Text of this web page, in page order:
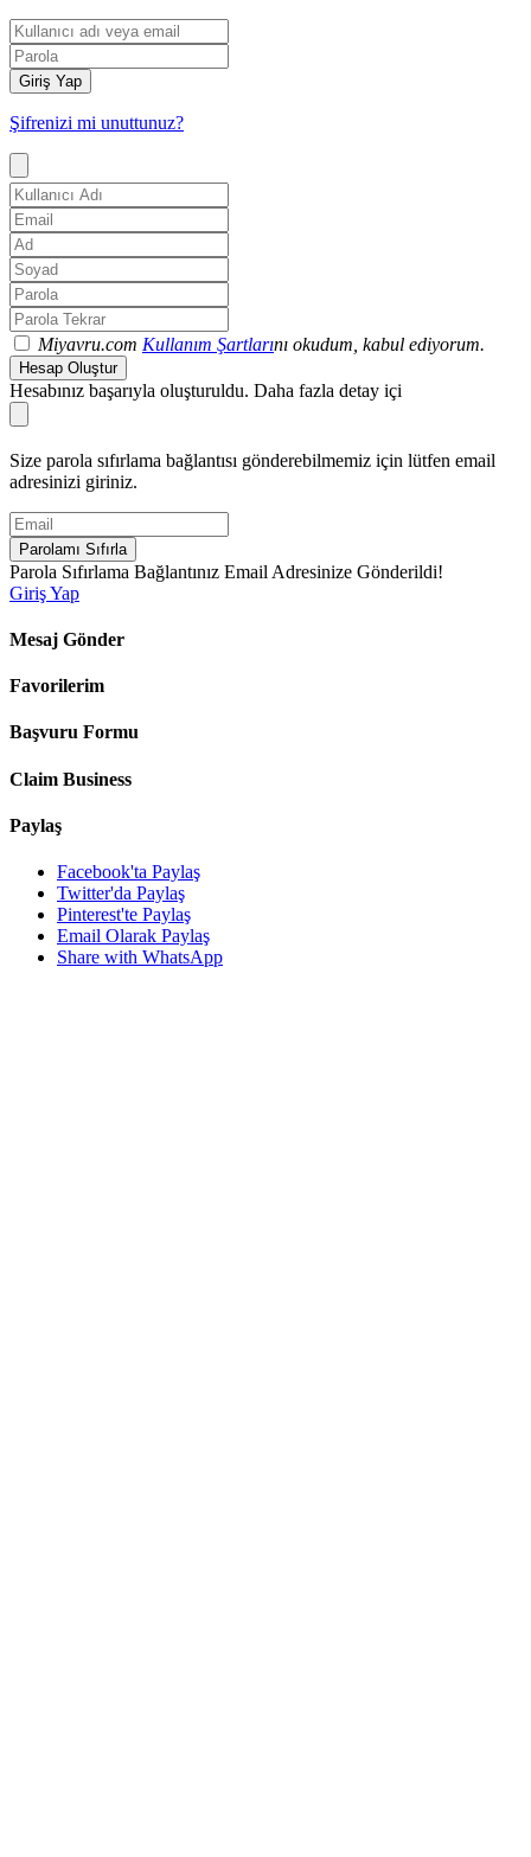
Giriş Yap
Şifrenizi mi unuttunuz?
Miyavru.com Kullanım Şartlarını okudum, kabul ediyorum.
Hesap Oluştur
Hesabınız başarıyla oluşturuldu. Daha fazla detay içi
Size parola sıfırlama bağlantısı gönderebilmemiz için lütfen email
adresinizi giriniz.
Parolamı Sıfırla
Parola Sıfırlama Bağlantınız Email Adresinize Gönderildi!
Giriş Yap
Mesaj Gönder
Favorilerim
Başvuru Formu
Claim Business
Paylaş
Facebook'ta Paylaş
Twitter'da Paylaş
Pinterest'te Paylaş
Email Olarak Paylaş
Share with WhatsApp